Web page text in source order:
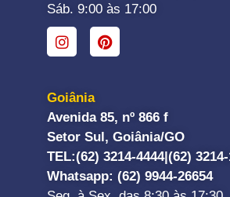
Sáb. 9:00 às 17:00
Goiânia
Avenida 85, nº 866 f
Setor Sul, Goiânia/GO
TEL:(62) 3214-4444|(62)
Whatsapp: (62) 9944-26654